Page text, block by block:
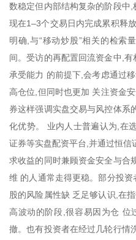
数稳定但内部结构复杂的阶段中
现在1–3个交易日内完成累积释
明确,与“移动炒股”相关的检索
间。受访的再配置回流资金中,
承受能力 的前提下,会考虑通过
高仓位,但同时也更加 关注资金
券这样强调实盘交易与风控体系
化优势。 业内人士普遍认为,在
证券等实盘配资平台,并通过恒信
求收益的同时兼顾资金安全与合
维 的人通常走得更稳。部分投
股的风险属性缺 乏足够认识,在
高波动的阶段,很容易因为仓 位
撤。也有投资者在经过几轮行情